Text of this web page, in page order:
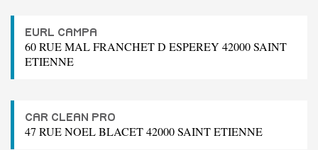
EURL CAMPA
60 RUE MAL FRANCHET D ESPEREY 42000 SAINT
ETIENNE
CAR CLEAN PRO
47 RUE NOEL BLACET 42000 SAINT ETIENNE